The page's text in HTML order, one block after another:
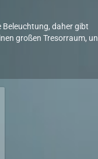
daher gibt
großen Tresorraum,